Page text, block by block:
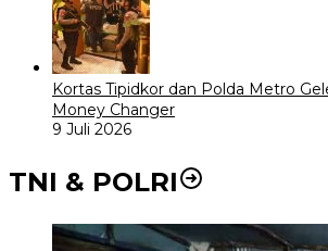
Kortas Tipidkor dan Polda Metro
Money Changer
9 Juli 2026
TNI & POLRI